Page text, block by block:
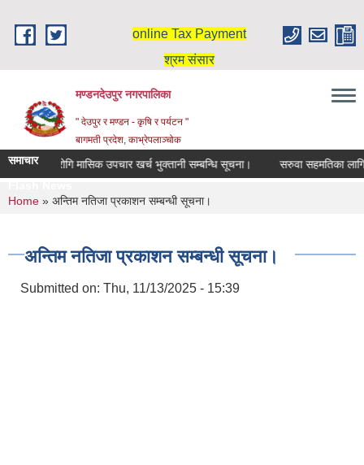
online Tax Payment
श्रम संसार
मण्डनदेउपुर नगरपालिका
" देउपुर र मण्डन - कृषि र पर्यटन "
बागमती प्रदेश, काभ्रेपलाञ्चोक
समाचारदिर्घ रोगि मासिक उपचार खर्च भुक्तानी सम्बन्धि सूचना।
सरुवा सहमतिका
You are here
Home » अन्तिम नतिजा प्रकाशन सम्बन्धी सूचना।
अन्तिम नतिजा प्रकाशन सम्बन्धी सूचना।
Submitted on: Thu, 11/13/2025 - 15:39